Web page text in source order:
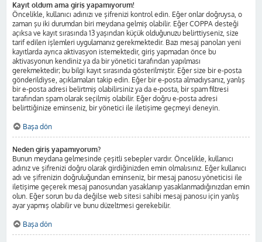
Kayıt oldum ama giriş yapamıyorum!
Öncelikle, kullanıcı adınızı ve şifrenizi kontrol edin. Eğer onlar doğruysa, o
zaman şu iki durumdan biri meydana gelmiş olabilir. Eğer COPPA desteği
açıksa ve kayıt sırasında 13 yaşından küçük olduğunuzu belirttiyseniz, size
tarif edilen işlemleri uygulamanız gerekmektedir. Bazı mesaj panoları yeni
kayıtlarda ayrıca aktivasyon istemektedir, giriş yapmadan önce bu
aktivasyonun kendiniz ya da bir yönetici tarafından yapılması
gerekmektedir; bu bilgi kayıt sırasında gösterilmiştir. Eğer size bir e-posta
gönderildiyse, açıklamaları takip edin. Eğer bir e-posta almadıysanız, yanlış
bir e-posta adresi belirtmiş olabilirsiniz ya da e-posta, bir spam filtresi
tarafından spam olarak seçilmiş olabilir. Eğer doğru e-posta adresi
belirttiğinize eminseniz, bir yönetici ile iletişime geçmeyi deneyin.
Başa dön
Neden giriş yapamıyorum?
Bunun meydana gelmesinde çeşitli sebepler vardır. Öncelikle, kullanıcı
adınız ve şifrenizi doğru olarak girdiğinizden emin olmalısınız. Eğer kullanıcı
adı ve şifrenizin doğruluğundan eminseniz, bir mesaj panosu yöneticisi ile
iletişime geçerek mesaj panosundan yasaklanıp yasaklanmadığınızdan emin
olun. Eğer sorun bu da değilse web sitesi sahibi mesaj panosu için yanlış
ayar yapmış olabilir ve bunu düzeltmesi gerekebilir.
Başa dön